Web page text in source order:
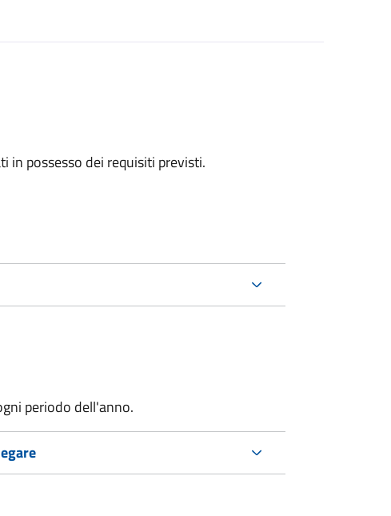
in possesso dei requisiti previsti.
periodo dell'anno.